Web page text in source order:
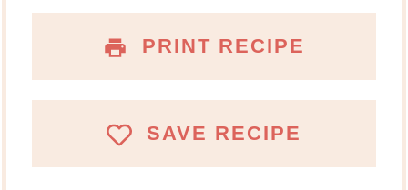
PRINT RECIPE
SAVE RECIPE